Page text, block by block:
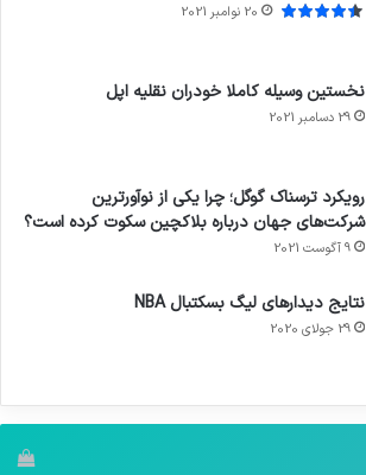
20 نوامبر 2021
نخستین وسیله کاملا خودران نقلیه اپل
29 دسامبر 2021
رویکرد ترسناک گوگل؛ چرا یکی از نوآورترین
شرکت‌های جهان درباره بلاکچین سکوت کرده است؟
9 آگوست 2021
نتایج دیدار‌های لیگ بسکتبال NBA
29 جولای 2020